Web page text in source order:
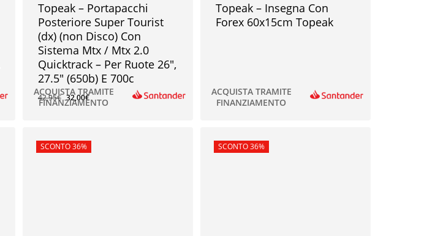
Topeak – Portapacchi
Posteriore Super Tourist
(dx) (non Disco) Con
Sistema Mtx / Mtx 2.0
Quicktrack – Per Ruote 26″,
27.5″ (650b) E 700c
42,95€ 32,00€
32,00€
ACQUISTA TRAMITE
FINANZIAMENTO
Topeak – Insegna Con
Forex 60x15cm Topeak
ACQUISTA TRAMITE
FINANZIAMENTO
In offerta!
SCONTO 36% In offerta!
SCONTO 36%